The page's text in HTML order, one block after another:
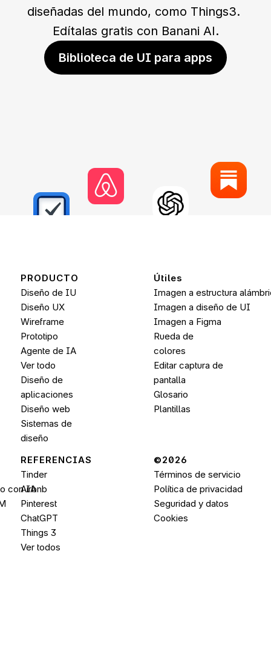
diseñadas del mundo, como Things3.
Edítalas gratis con Banani AI.
Biblioteca de UI para apps
PRODUCTO
Diseño de IU
Diseño UX
Wireframe
Diseño de
aplicaciones
Diseño web
Sistemas de
diseño
Prototipo
Agente de IA
Ver todo
Útiles
Imagen a estructura
Imagen a diseño de UI
Imagen a Figma
Rueda de
colores
Editar captura de
pantalla
Glosario
Plantillas
con IA
REFERENCIAS
Tinder
Airbnb
Pinterest
ChatGPT
Things 3
Ver todos
©2026
Términos de servicio
Política de privacidad
Seguridad y datos
Cookies